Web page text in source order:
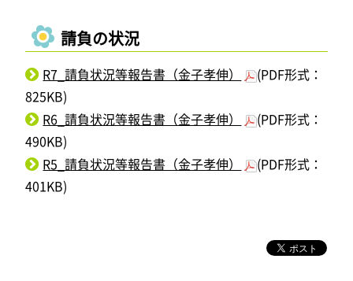
請負の状況
R7_請負状況等報告書（金子孝伸）
(PDF形式：
825KB)
R6_請負状況等報告書（金子孝伸）
(PDF形式：
490KB)
R5_請負状況等報告書（金子孝伸）
(PDF形式：
401KB)